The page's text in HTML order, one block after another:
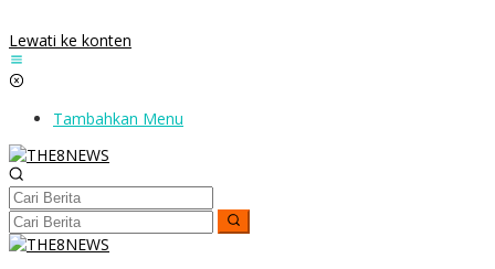
Lewati ke konten
Tambahkan Menu